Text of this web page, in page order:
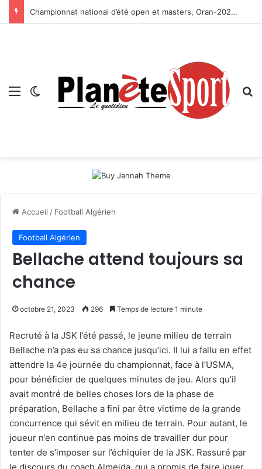
Championnat national d’été open et masters, Oran-2026 — Le CRB s’adjuge le titre
Menu Switch skin
Accueil / Football Algérien
Football Algérien
Bellache attend toujours sa
chance
octobre 21, 2023 296 Temps de lecture 1 minute
Recruté à la JSK l’été passé, le jeune milieu de terrain
Bellache n’a pas eu sa chance jusqu’ici. Il lui a fallu en effet
attendre la 4e journée du championnat, face à l’USMA,
pour bénéficier de quelques minutes de jeu. Alors qu’il
avait montré de belles choses lors de la phase de
préparation, Bellache a fini par être victime de la grande
concurrence qui sévit en milieu de terrain. Pour autant, le
joueur n’en continue pas moins de travailler dur pour
tenter de s’imposer sur l’échiquier de la JSK. Rassuré par